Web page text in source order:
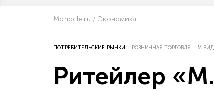
Monocle.ru Экономика
ПОТРЕБИТЕЛЬСКИЕ РЫНКИ РОЗНИЧНАЯ ТОРГОВЛЯ
Ритейлер